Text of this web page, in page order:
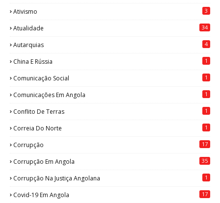
Ativismo 3
Atualidade 34
Autarquias 4
China E Rússia 1
Comunicação Social 1
Comunicações Em Angola 1
Conflito De Terras 1
Correia Do Norte 1
Corrupção 17
Corrupção Em Angola 35
Corrupção Na Justiça Angolana 1
Covid-19 Em Angola 17